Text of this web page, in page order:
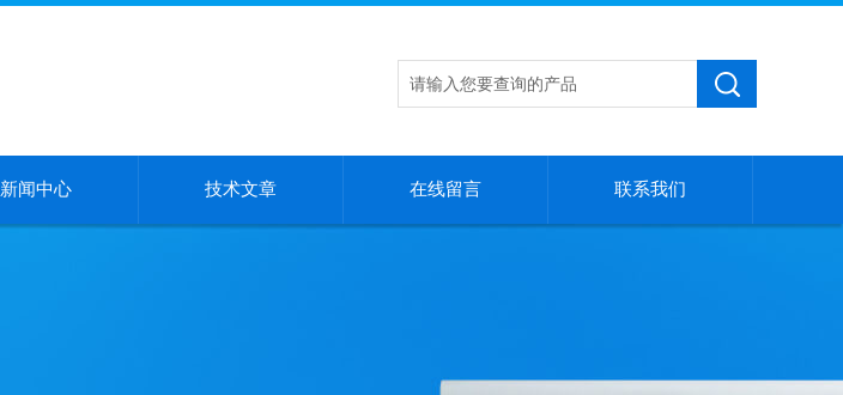
新闻中心 技术文章 在线留言 联系我们